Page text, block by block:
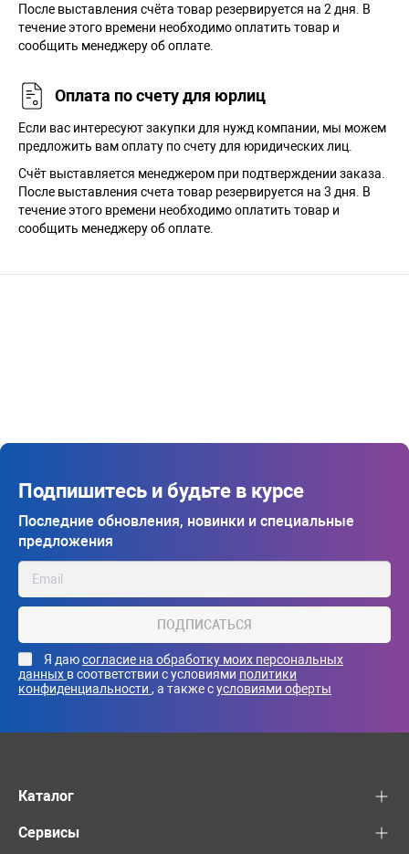
После выставления счёта товар резервируется на 2 дня. В
течение этого времени необходимо оплатить товар и
сообщить менеджеру об оплате.
Оплата по счету для юрлиц
Если вас интересуют закупки для нужд компании, мы можем
предложить вам оплату по счету для юридических лиц.
Счёт выставляется менеджером при подтверждении заказа.
После выставления счета товар резервируется на 3 дня. В
течение этого времени необходимо оплатить товар и
сообщить менеджеру об оплате.
Подпишитесь и будьте в курсе
Последние обновления, новинки и специальные
предложения
ПОДПИСАТЬСЯ
Я даюсогласие на обработку моих персональных
данных в соответствии с условиями политики
конфиденциальности , а также сусловиями оферты
Каталог
Сервисы